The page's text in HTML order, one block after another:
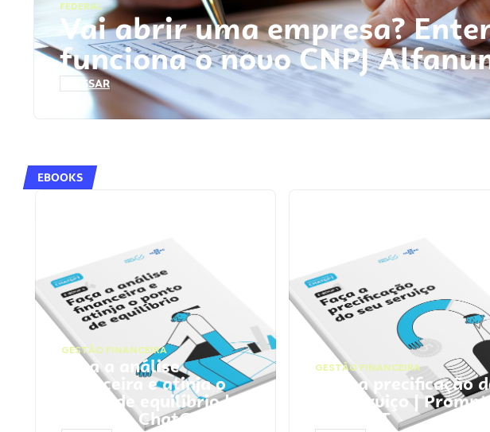
FEDERAL
Vai abrir uma empresa?
funciona o novo CNPJ
ACESSAR
EBOOKS
GESTÃO FINANCEIRA
Faça a análise
financeira e atinja o
ponto de equilíbrio |
Prompts ChatGPT
GESTÃO FINANCEIRA
Faça a precificação
seu serviço |
ChatGPT